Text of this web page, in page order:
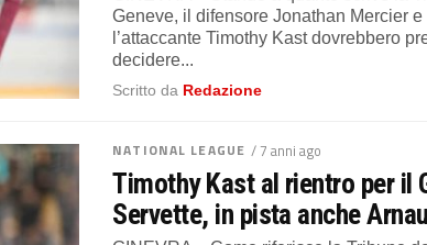
Geneve, il difensore Jonathan Mercier e
l’attaccante Timothy Kast dovrebbero
decidere...
Scritto da Redazione
NATIONAL LEAGUE / 7 anni ago
Timothy Kast al rientro per il
Servette, in pista anche